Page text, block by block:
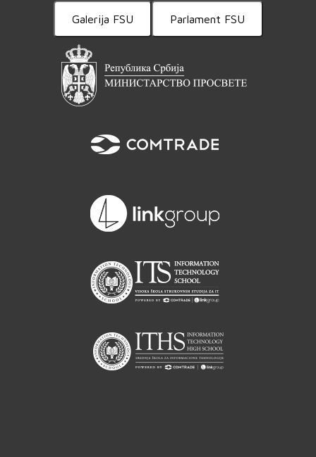
Galerija FSU Parlament FSU